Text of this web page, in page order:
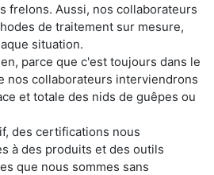
frelons. Aussi, nos collaborateurs
de traitement sur mesure,
situation.
parce que c'est toujours dans le
nos collaborateurs interviendrons
et totale des nids de guêpes ou
des certifications nous
à des produits et des outils
que nous sommes sans